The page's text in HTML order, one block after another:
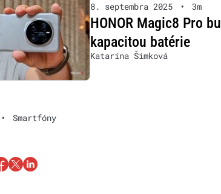
8. septembra 2025 • 3m
HONOR Magic8 Pro
kapacitou batérie
Katarína Šimková
• Smartfóny